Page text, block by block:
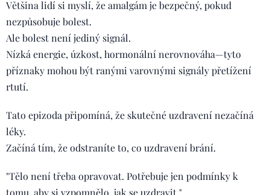
Většina lidí si myslí, že amalgám je bezpečný, pokud
nezpůsobuje bolest.
Ale bolest není jediný signál.
Nízká energie, úzkost, hormonální nerovnováha—tyto
příznaky mohou být ranými varovnými signály přetížení
rtutí.
Tato epizoda připomíná, že skutečné uzdravení nezačíná
léky.
Začíná tím, že odstraníte to, co uzdravení brání.
"Tělo není třeba opravovat. Potřebuje jen podmínky k
tomu, aby si vzpomnělo, jak se uzdravit."